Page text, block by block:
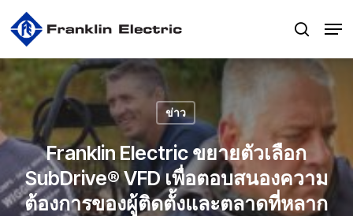
Skip
to
main
content
search
ข่าว
Franklin Electric ขยายตัวเลือก
SubDrive® VFD เพื่อตอบสนองความ
ต้องการของผู้ติดตั้งและตลาดที่หลาก